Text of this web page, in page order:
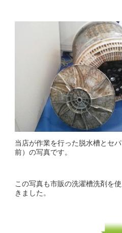
当店が作業を行った脱水槽とセ
前）の写真です。
この写真も市販の洗濯槽洗剤を
きました。